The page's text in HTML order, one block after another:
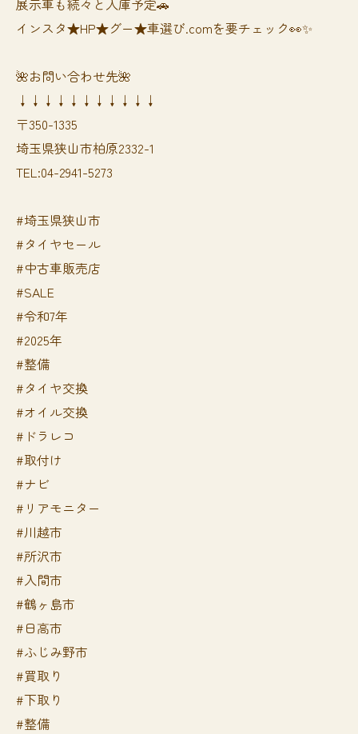
インスタ★HP★グー★車選び.comを要チェック👀✨
🌺お問い合わせ先🌺
↓↓↓↓↓↓↓↓↓↓↓
〒350-1335
埼玉県狭山市柏原2332-1
TEL:04-2941-5273
#埼玉県狭山市
#タイヤセール
#中古車販売店
#SALE
#令和7年
#2025年
#整備
#タイヤ交換
#オイル交換
#ドラレコ
#取付け
#ナビ
#リアモニター
#川越市
#所沢市
#入間市
#鶴ヶ島市
#日高市
#ふじみ野市
#買取り
#下取り
#整備